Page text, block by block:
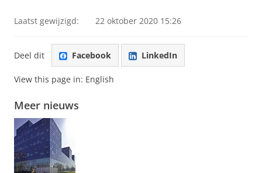
Laatst gewijzigd: 22 oktober 2020 15:26
Deel dit Facebook LinkedIn
View this page in: English
Meer nieuws